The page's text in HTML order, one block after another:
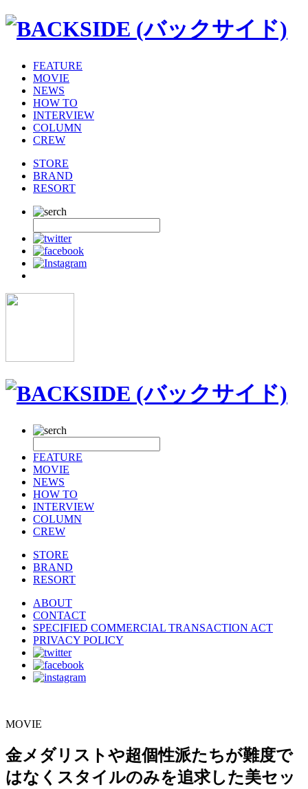
FEATURE
MOVIE
NEWS
HOW TO
INTERVIEW
COLUMN
CREW
STORE
BRAND
RESORT
FEATURE
MOVIE
NEWS
HOW TO
INTERVIEW
COLUMN
CREW
STORE
BRAND
RESORT
ABOUT
CONTACT
SPECIFIED COMMERCIAL TRANSACTION ACT
PRIVACY POLICY
MOVIE
金メダリストや超個性派たちが難度で
はなくスタイルのみを追求した美セッ